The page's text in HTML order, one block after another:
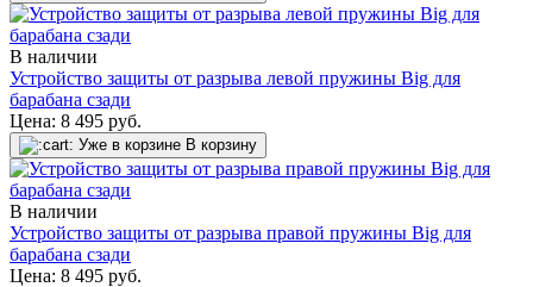
В наличии
Устройство защиты от разрыва левой пружины Big для
барабана сзади
Цена: 8 495 руб.
Уже в корзине В корзину
В наличии
Устройство защиты от разрыва правой пружины Big для
барабана сзади
Цена: 8 495 руб.